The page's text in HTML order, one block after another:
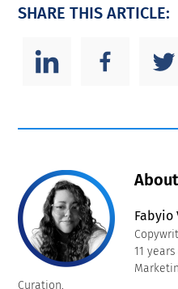
SHARE THIS ARTICLE:
Fabyio
11
Curation.